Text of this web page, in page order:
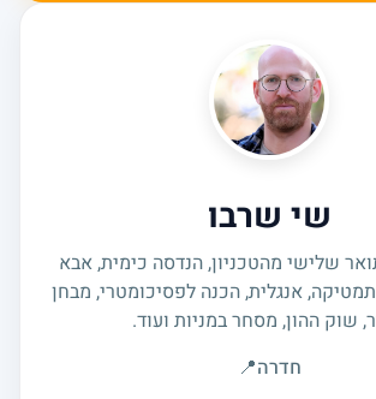
שי שרבו
שלישי מהטכניון, הנדסה כימית, אבא
מתמטיקה, אנגלית, הכנה לפסיכומטרי, מבחן
שוק ההון, מסחר במניות ועוד.
חדרה📍